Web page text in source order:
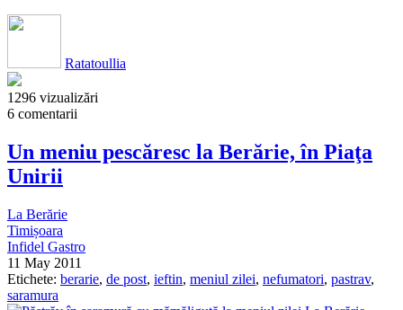
Ratatoullia
1296 vizualizări
6 comentarii
Un meniu pescăresc la Berărie, în Piaţa
Unirii
La Berărie
Timișoara
Infidel Gastro
11 May 2011
Etichete: berarie, de post, ieftin, meniul zilei, nefumatori, pastrav,
saramura